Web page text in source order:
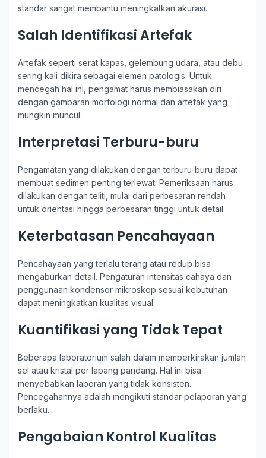
standar sangat membantu meningkatkan akurasi.
Salah Identifikasi Artefak
Artefak seperti serat kapas, gelembung udara, atau debu
sering kali dikira sebagai elemen patologis. Untuk
mencegah hal ini, pengamat harus membiasakan diri
dengan gambaran morfologi normal dan artefak yang
mungkin muncul.
Interpretasi Terburu-buru
Pengamatan yang dilakukan dengan terburu-buru dapat
membuat sedimen penting terlewat. Pemeriksaan harus
dilakukan dengan teliti, mulai dari perbesaran rendah
untuk orientasi hingga perbesaran tinggi untuk detail.
Keterbatasan Pencahayaan
Pencahayaan yang terlalu terang atau redup bisa
mengaburkan detail. Pengaturan intensitas cahaya dan
penggunaan kondensor mikroskop sesuai kebutuhan
dapat meningkatkan kualitas visual.
Kuantifikasi yang Tidak Tepat
Beberapa laboratorium salah dalam memperkirakan jumlah
sel atau kristal per lapang pandang. Hal ini bisa
menyebabkan laporan yang tidak konsisten.
Pencegahannya adalah mengikuti standar pelaporan yang
berlaku.
Pengabaian Kontrol Kualitas